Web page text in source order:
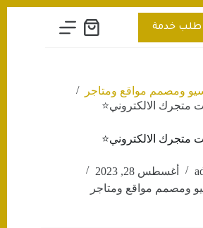
طلب خدمة
عربة
ومصمم مواقع ومتاجر
/
متجرك الالكتروني⭐️
متجرك الالكتروني⭐️
أغسطس 28, 2023
ومصمم مواقع ومتاجر